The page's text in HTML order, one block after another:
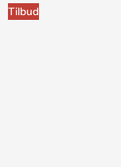
Tilbud